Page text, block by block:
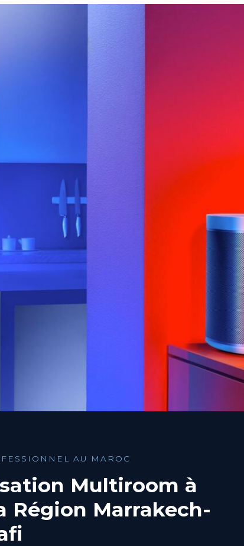
AU MAROC
Multiroom à
Région Marrakech-